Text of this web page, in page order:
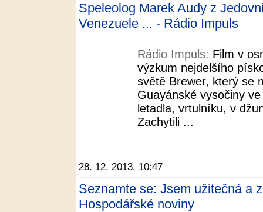
Speleolog Marek Audy z
Venezuele ... - Rádio Impuls
Rádio Impuls: Film v
výzkum nejdelšího
světě Brewer, který se
Guayánské vysočiny
letadla, vrtulníku, v
Zachytili ...
28. 12. 2013, 10:47
Seznamte se: Jsem užitečná a
Hospodářské noviny